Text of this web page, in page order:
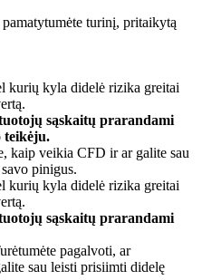
turinį, pritaikytą
kurių kyla didelė rizika greitai
sąskaitų prarandami
teikėju.
kaip veikia CFD ir ar galite sau
pinigus.
kurių kyla didelė rizika greitai
sąskaitų prarandami
pagalvoti, ar
sau leisti prisiimti didelę